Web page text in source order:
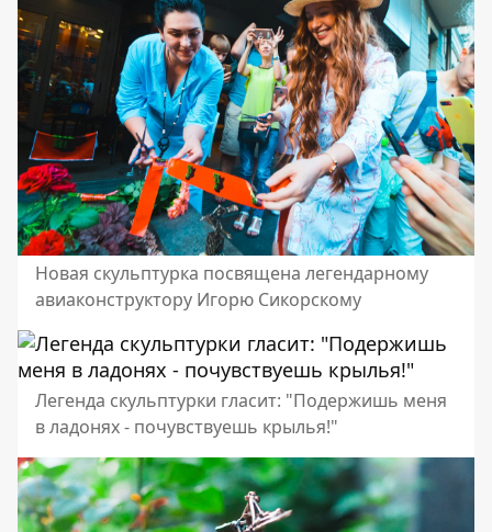
Новая скульптурка посвящена легендарному
авиаконструктору Игорю Сикорскому
Легенда скульптурки гласит: "Подержишь меня
в ладонях - почувствуешь крылья!"